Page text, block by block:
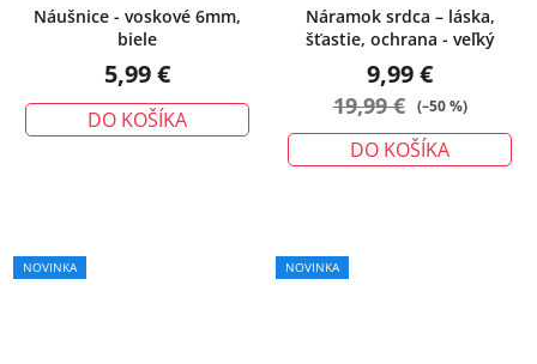
Náušnice - voskové 6mm,
biele
5,99 €
DO KOŠÍKA
Náramok srdca – láska,
šťastie, ochrana - veľký
9,99 €
19,99 € (–50 %)
DO KOŠÍKA
NOVINKA NOVINKA